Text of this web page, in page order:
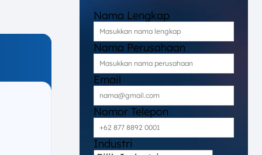
Nama Lengkap
Nama Perusahaan
Email
Nomor Telepon
Industri